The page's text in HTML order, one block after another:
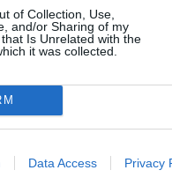
of Collection, Use,
and/or Sharing of my
Is Unrelated with the
it was collected.
Data Access Privacy
képesek
nélkül is boldogulni
érdekében,
az
felneveljük, a
parkokkal,